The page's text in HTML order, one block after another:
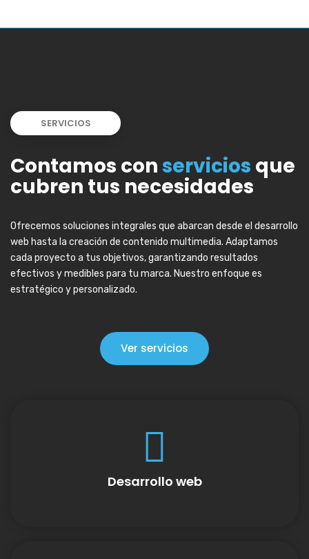
SERVICIOS
Contamos conservicios que
cubren tus necesidades
Ofrecemos soluciones integrales que abarcan desde el desarrollo
web hasta la creación de contenido multimedia. Adaptamos
cada proyecto a tus objetivos, garantizando resultados
efectivos y medibles para tu marca. Nuestro enfoque es
estratégico y personalizado.
Ver servicios
Desarrollo web